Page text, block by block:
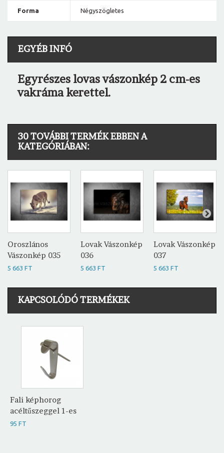
Forma Négyszögletes
EGYÉB INFÓ
Egyrészes lovas vászonkép 2 cm-es
vakráma kerettel.
30 TOVÁBBI TERMÉK EBBEN A
KATEGÓRIÁBAN:
Oroszlános
Vászonkép 035
5 663 FT
Lovak Vászonkép
036
5 663 FT
Lovak Vászonkép
037
5 663 FT
KAPCSOLÓDÓ TERMÉKEK
Fali képhorog
acéltűszeggel 1-es
95 FT